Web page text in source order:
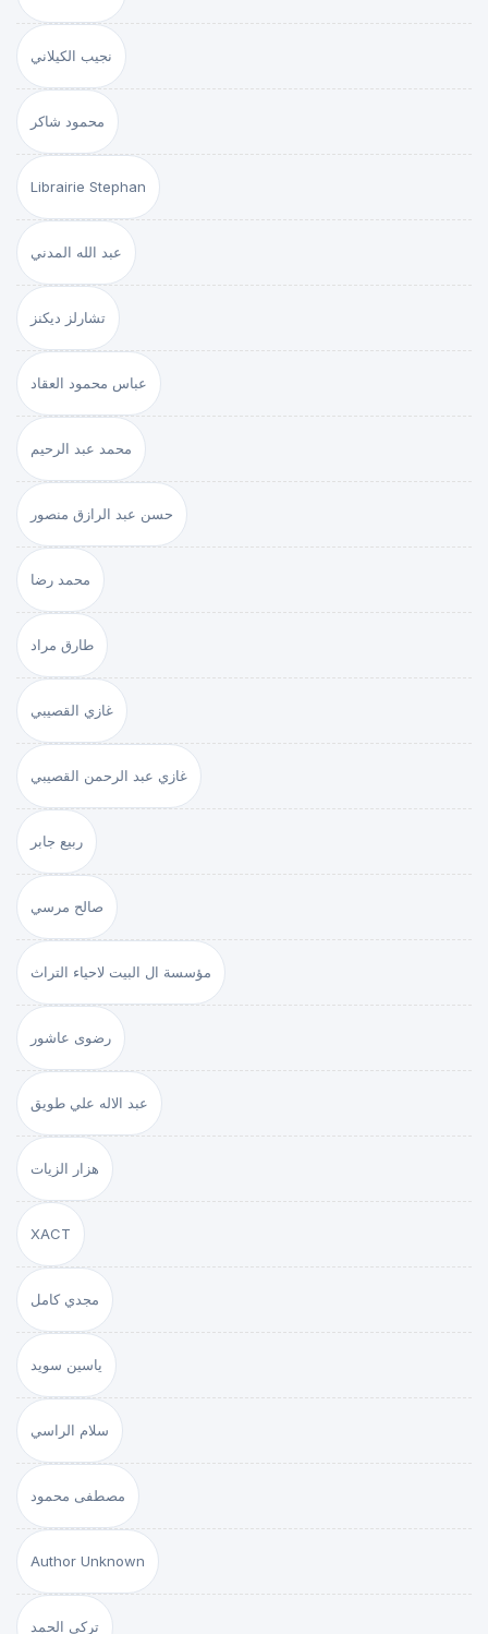
نجيب الكيلاني
محمود شاكر
Librairie Stephan
عبد الله المدني
تشارلز ديكنز
عباس محمود العقاد
محمد عبد الرحيم
حسن عبد الرازق منصور
محمد رضا
طارق مراد
غازي القصيبي
غازي عبد الرحمن القصيبي
ربيع جابر
صالح مرسي
مؤسسة ال البيت لاحياء التراث
رضوى عاشور
عبد الاله علي طويق
هزار الزيات
XACT
مجدي كامل
ياسين سويد
سلام الراسي
مصطفى محمود
Author Unknown
تركي الحمد